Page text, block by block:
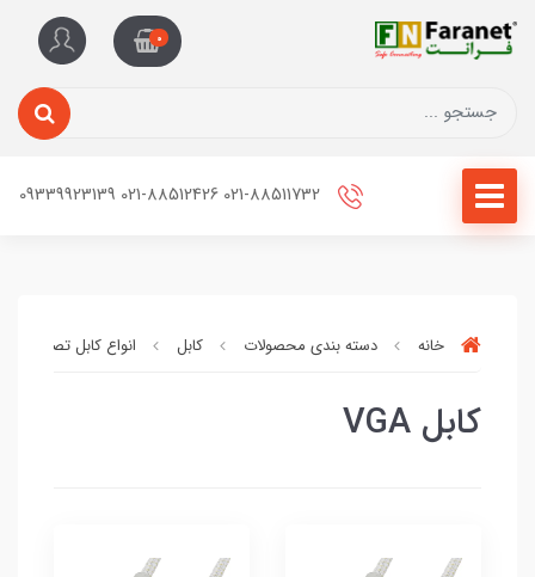
0
خانه دسته بندی محصولات کابل انواع کابل تصویر
کابل VGA